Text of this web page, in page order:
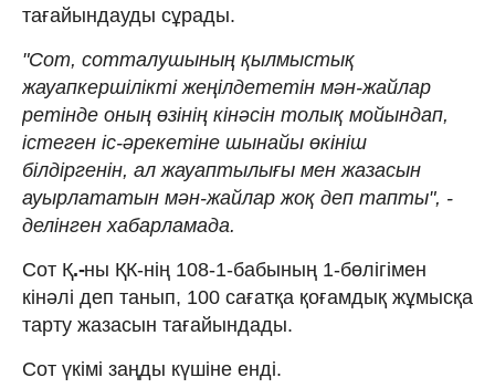
тағайындауды сұрады.
"Сот, сотталушының қылмыстық
жауапкершілікті жеңілдететін мән-жайлар
ретінде оның өзінің кінәсін толық мойындап,
істеген іс-әрекетіне шынайы өкініш
білдіргенін, ал жауаптылығы мен жазасын
ауырлататын мән-жайлар жоқ деп тапты", -
делінген хабарламада.
Сот Қ.-ны ҚК-нің 108-1-бабының 1-бөлігімен
кінәлі деп танып, 100 сағатқа қоғамдық жұмысқа
тарту жазасын тағайындады.
Сот үкімі заңды күшіне енді.